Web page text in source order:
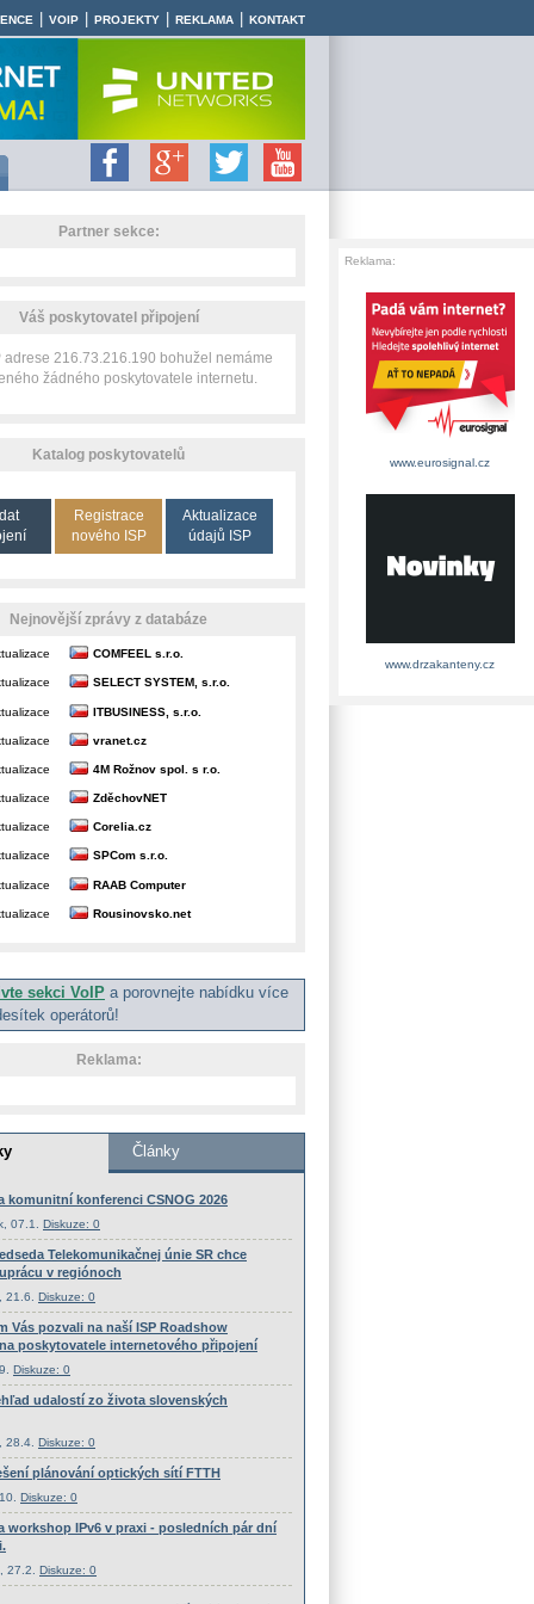
VOIP PROJEKTY REKLAMA KONTAKT
Partner sekce:
Váš poskytovatel připojení
adrese 216.73.216.190 bohužel nemáme
žádného poskytovatele internetu.
Katalog poskytovatelů
Registrace
nového ISP
Aktualizace
údajů ISP
Nejnovější zprávy z databáze
COMFEEL s.r.o.
SELECT SYSTEM, s.r.o.
ITBUSINESS, s.r.o.
vranet.cz
4M Rožnov spol. s r.o.
ZděchovNET
Corelia.cz
SPCom s.r.o.
RAAB Computer
Rousinovsko.net
sekci VoIP a porovnejte nabídku více
operátorů!
Reklama:
Reklama:
www.eurosignal.cz
www.drzakanteny.cz